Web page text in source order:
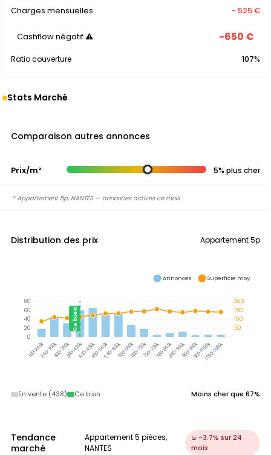
Charges mensuelles
- 525 €
Cashflow négatif ⚠ -650 €
Ratio couverture 107%
Stats Marché
Comparaison autres annonces
Prix/m² 5% plus cher
* Appartement 5p, NANTES — annonces actives ce mois
Distribution des prix Appartement 5p
180-240k240-300k300-360k360-420k420-480k480-540k540-600k600-660k660-720k720-780k780-840k840-900k900-960k960-1020k1020-1080k
Ce bien
200
150
100
50
80
60
40
20
0
Annonces Superficie moy.
En vente (438) Ce bien Moins cher que 67%
Tendance
marché
Appartement 5 pièces,
NANTES
↘ -3.7% sur 24
mois